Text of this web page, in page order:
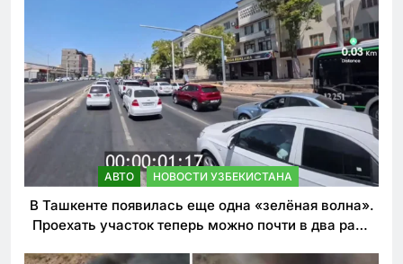
АВТО НОВОСТИ УЗБЕКИСТАНА
В Ташкенте появилась еще одна «зелёная волна».
Проехать участок теперь можно почти в два раза